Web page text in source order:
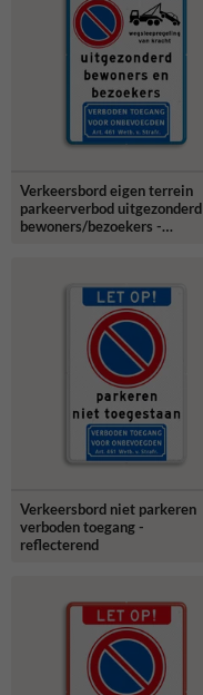
Verkeersbord eigen terrein
parkeerverbod uitgezonderd
bewoners/bezoekers -
Verkeersbord niet parkeren
verboden toegang -
reflecterend